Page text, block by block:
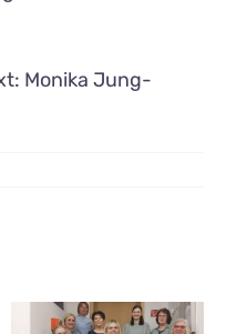
Monika Jung-